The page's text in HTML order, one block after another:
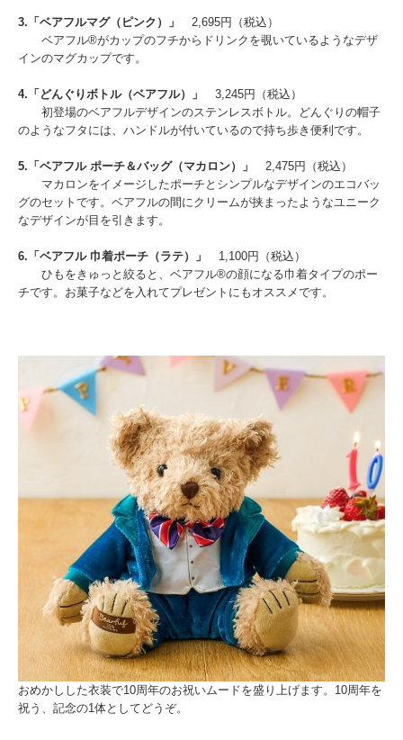
3.「ベアフルマグ（ピンク）」
2,695円（税込）
ベアフル®がカップのフチからドリンクを覗いているようなデザ
インのマグカップです。
4.「どんぐりボトル（ベアフル）」
3,245円（税込）
初登場のベアフルデザインのステンレスボトル。どんぐりの帽子
のようなフタには、ハンドルが付いているので持ち歩き便利です。
5.「ベアフル ポーチ＆バッグ（マカロン）」
2,475円（税込）
マカロンをイメージしたポーチとシンプルなデザインのエコバッ
グのセットです。ベアフルの間にクリームが挟まったようなユニーク
なデザインが目を引きます。
6.「ベアフル 巾着ポーチ（ラテ）」
1,100円（税込）
ひもをきゅっと絞ると、ベアフル®の顔になる巾着タイプのポー
チです。お菓子などを入れてプレゼントにもオススメです。
おめかしした衣装で10周年のお祝いムードを盛り上げます。10周年を
祝う、記念の1体としてどうぞ。